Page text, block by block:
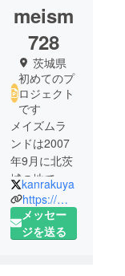
meism
728
茨城県
初めてのプ
ロジェクト
です
メイズムラ
ンドは2007
年9月に北茨
城の地で創
業しまし
た。
我々の提供
kanrakuya
https://meismland.co.jp/
メッセー
ジを送る